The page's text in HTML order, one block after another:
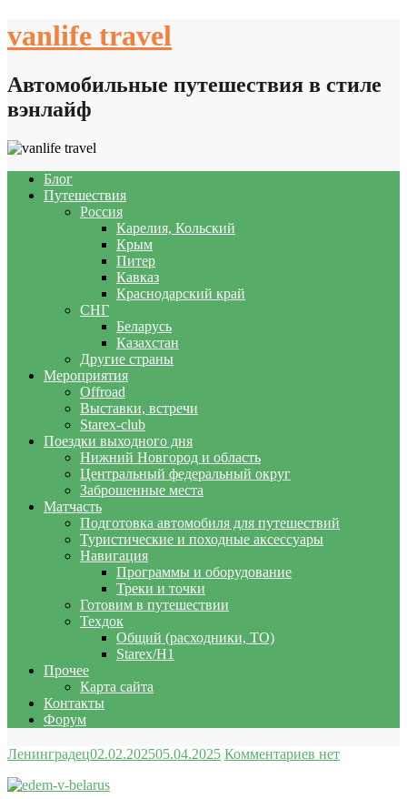
to
vanlife travel
Автомобильные путешествия в стиле
вэнлайф
Блог
Путешествия
Россия
Карелия, Кольский
Крым
Питер
Кавказ
Краснодарский край
СНГ
Беларусь
Казахстан
Другие страны
Мероприятия
Offroad
Выставки, встречи
Starex-club
Поездки выходного дня
Нижний Новгород и область
Центральный федеральный округ
Заброшенные места
Матчасть
Подготовка автомобиля для путешествий
Туристические и походные аксессуары
Навигация
Программы и оборудование
Треки и точки
Готовим в путешествии
Техдок
Общий (расходники, ТО)
Starex/H1
Прочее
Карта сайта
Контакты
Форум
Ленинградец02.02.202505.04.2025 Комментариев нет